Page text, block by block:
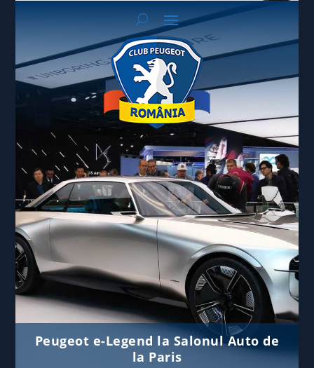
Peugeot e-Legend la Salonul Auto de
la Paris